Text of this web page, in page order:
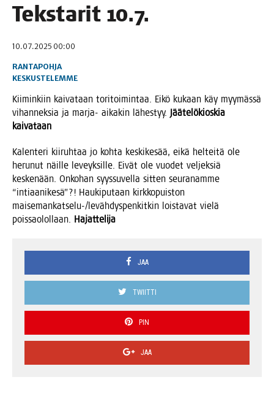
Teks­ta­rit 10.7.
10.07.2025 00:00
RANTAPOHJA
KESKUSTELEMME
Kii­min­kiin kai­va­taan tori­toi­min­taa. Eikö kukaan käy myy­mäs­sä
vihan­nek­sia ja mar­ja- aika­kin lähes­tyy. Jää­te­lö­kios­kia
kaivataan
Kalen­te­ri kii­ruh­taa jo koh­ta kes­ki­ke­sää, eikä hel­tei­tä ole
heru­nut näil­le leveyk­sil­le. Eivät ole vuo­det vel­jek­siä
kes­ke­nään. Onko­han syys­su­vel­la sit­ten seu­ra­nam­me
“inti­aa­ni­ke­sä”?! Hau­ki­pu­taan kirk­ko­puis­ton
mai­se­man­kat­se­lu-/le­väh­dys­pen­kit­kin lois­ta­vat vie­lä
pois­sao­lol­laan. Hajat­te lija
JAA
TWIITTI
PIN
JAA